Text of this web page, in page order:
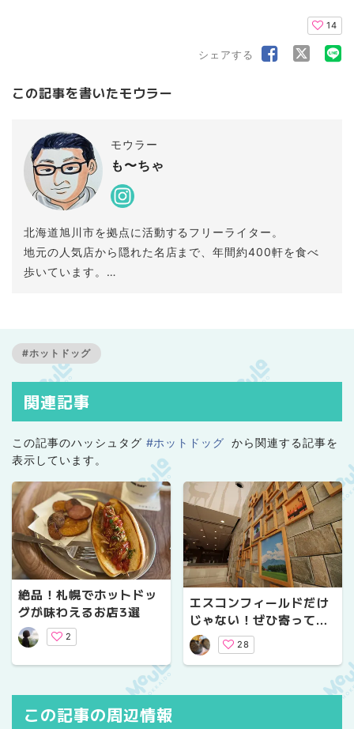
14
シェアする
この記事を書いたモウラー
モウラー
も〜ちゃ
北海道旭川市を拠点に活動するフリーライター。
地元の人気店から隠れた名店まで、年間約400軒を食べ
歩いています。
旭川を中心として、北海道の「行ってみたくなる場所」
の魅力を発信しています。
#ホットドッグ
関連記事
この記事のハッシュタグ #ホットドッグ から関連する記事を
表示しています。
絶品！札幌でホットドッ
グが味わえるお店3選
2
エスコンフィールドだけ
じゃない！ぜひ寄ってっ
て、食べてって！【北広
島】
28
この記事の周辺情報